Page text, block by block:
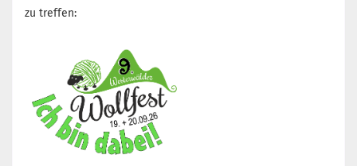
zu treffen: